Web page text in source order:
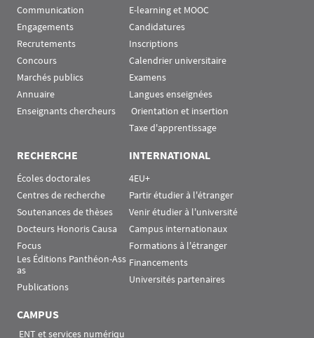
Communication
Engagements
Recrutements
Concours
Marchés publics
Annuaire
Enseignants chercheurs
E-learning et MOOC
Candidatures
Inscriptions
Calendrier universitaire
Examens
Langues enseignées
Orientation et insertion
Taxe d'apprentissage
RECHERCHE
Écoles doctorales
Centres de recherche
Soutenances de thèses
Docteurs Honoris Causa
Focus
Les Éditions Panthéon-Ass
as
Publications
INTERNATIONAL
4EU+
Partir étudier à l'étranger
Venir étudier à l'université
Campus internationaux
Formations à l'étranger
Financements
Universités partenaires
CAMPUS